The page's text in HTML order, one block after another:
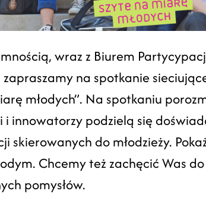
wraz z Biurem
na spotkanie
młodych”. Na spotkaniu
i innowatorzy podzielą się
skierowanych do młodzieży.
Chcemy też zachęcić Was
pomysłów.